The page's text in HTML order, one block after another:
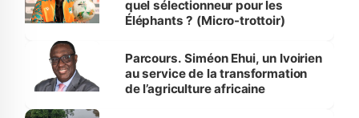
quel sélectionneur pour les
Éléphants ? (Micro-trottoir)
Parcours. Siméon Ehui, un Ivoirien
au service de la transformation
de l’agriculture africaine